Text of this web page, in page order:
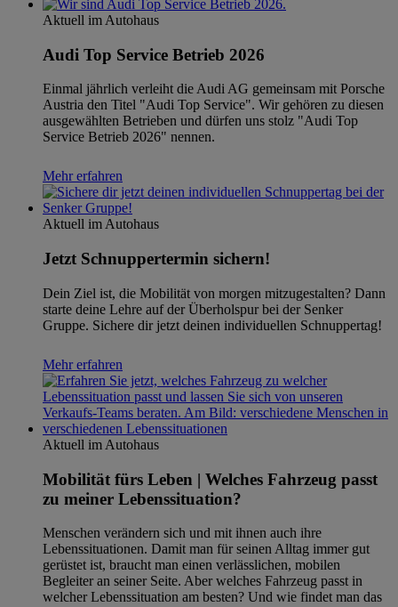
Aktuell im Autohaus
Audi Top Service Betrieb 2026
Einmal jährlich verleiht die Audi AG gemeinsam mit Porsche
Austria den Titel "Audi Top Service". Wir gehören zu diesen
ausgewählten Betrieben und dürfen uns stolz "Audi Top
Service Betrieb 2026" nennen.
Mehr erfahren
Aktuell im Autohaus
Jetzt Schnuppertermin sichern!
Dein Ziel ist, die Mobilität von morgen mitzugestalten? Dann
starte deine Lehre auf der Überholspur bei der Senker
Gruppe. Sichere dir jetzt deinen individuellen Schnuppertag!
Mehr erfahren
Aktuell im Autohaus
Mobilität fürs Leben | Welches Fahrzeug passt
zu meiner Lebenssituation?
Menschen verändern sich und mit ihnen auch ihre
Lebenssituationen. Damit man für seinen Alltag immer gut
gerüstet ist, braucht man einen verlässlichen, mobilen
Begleiter an seiner Seite. Aber welches Fahrzeug passt in
welcher Lebenssituation am besten? Und wie findet man das